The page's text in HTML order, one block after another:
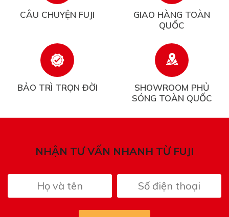
CÂU CHUYỆN FUJI
GIAO HÀNG TOÀN
QUỐC
BẢO TRÌ TRỌN ĐỜI
SHOWROOM PHỦ
SÓNG TOÀN QUỐC
NHẬN TƯ VẤN NHANH TỪ FUJI